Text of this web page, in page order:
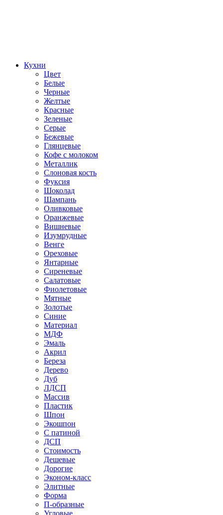
Кухни
Цвет
Белые
Черные
Желтые
Красные
Зеленые
Серые
Бежевые
Глянцевые
Кофе с молоком
Металлик
Слоновая кость
Фуксия
Шоколад
Шампань
Оливковые
Оранжевые
Вишневые
Изумрудные
Венге
Ореховые
Янтарные
Сиреневые
Салатовые
Фиолетовые
Мятные
Золотые
Синие
Материал
МДФ
Эмаль
Акрил
Береза
Дерево
Дуб
ЛДСП
Массив
Пластик
Шпон
Экошпон
С патиной
ДСП
Стоимость
Дешевые
Дорогие
Эконом-класс
Элитные
Форма
П-образные
Угловые